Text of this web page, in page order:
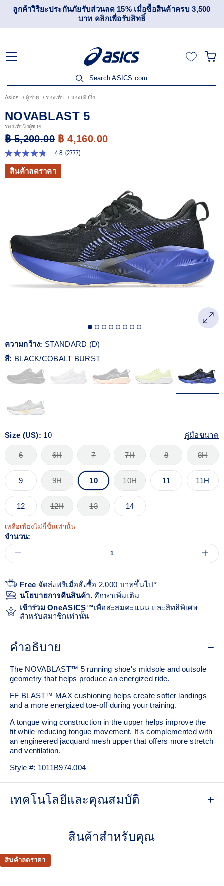
เข้าร่วม OneASICS™ เพื่อสะสมคะแนน และสิทธิพิเศษสำหรับ
สมาชิกเท่านั้น สมัครเลย
Search ASICS.com
Asics ผู้ชาย รองเท้า รองเท้าวิ่ง
NOVABLAST 5
รองเท้าวิ่งผู้ชาย
฿ 5,200.00 ฿ 4,160.00
4.8
จาก
ดาว
ลิงก์
หน้า
เดียวกัน
4.8 (2777)
สินค้าลดราคา
ความกว้าง: STANDARD (D)
สี: BLACK/COBALT BURST
Size (US): 10 คู่มือขนาด
6 6H 7 7H 8 8H
9 9H 10 10H 11 11H
12 12H 13 14
เหลือเพียงไม่กี่ชิ้นเท่านั้น
จำนวน:
Free จัดส่งฟรีเมื่อสั่งซื้อ 2,000 บาทขึ้นไป*
นโยบายการคืนสินค้า.ศีกษาเพิ่มเติม
เข้าร่วม OneASICS™เพื่อสะสมคะแนน และสิทธิพิเศษ
สำหรับสมาชิกเท่านั้น
คำอธิบาย
The NOVABLAST™ 5 running shoe's midsole and outsole
geometry that helps produce an energized ride.
FF BLAST™ MAX cushioning helps create softer landings
and a more energized toe-off during your training.
A tongue wing construction in the upper helps improve the
fit while reducing tongue movement. It's complemented with
an engineered jacquard mesh upper that offers more stretch
and ventilation.
Style #: 1011B974.004
เทคโนโลยีและคุณสมบัติ
Tongue wing construction
reducing tongue movement
สินค้าสำหรับคุณ
สินค้าลดราคา